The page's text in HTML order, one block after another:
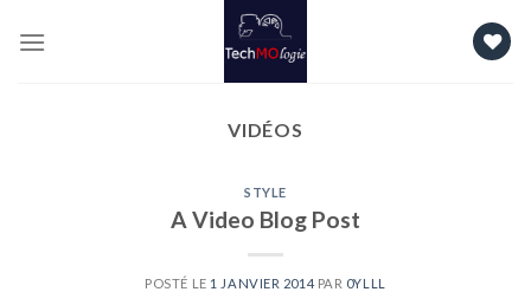
VIDÉOS
STYLE
A Video Blog Post
POSTÉ LE 1 JANVIER 2014 PAR 0YLLL